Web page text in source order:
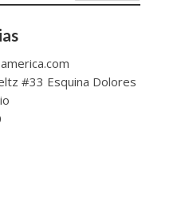
#33 Esquina Dolores